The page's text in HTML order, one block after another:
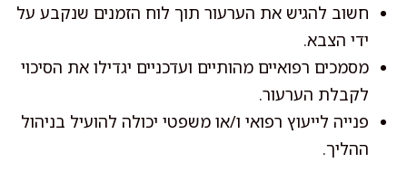
חשוב להגיש את הערעור תוך לוח הזמנים שנקבע על
ידי הצבא.
מסמכים רפואיים מהותיים ועדכניים יגדילו את הסיכוי
לקבלת הערעור.
פנייה לייעוץ רפואי ו/או משפטי יכולה להועיל בניהול
ההליך.